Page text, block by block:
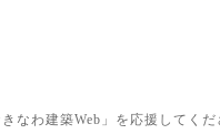
なわ建築Web」を応援してく